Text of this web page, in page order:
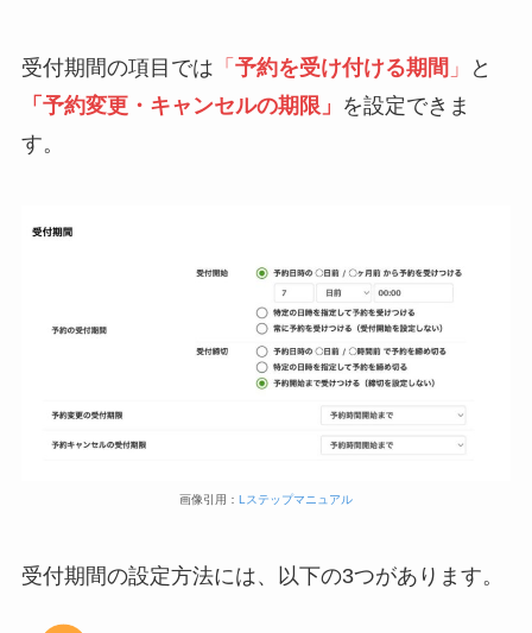
受付期間の項目では 「 予約を受け付ける期間 」
と
「予約変更・キャンセルの期限」 を設定できま
す。
画像引用： Lステップマニュアル
受付期間の設定方法には、以下の3つがあります。